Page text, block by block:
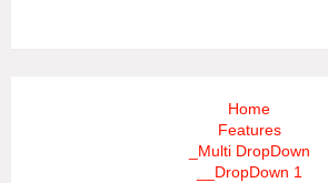
Home
Features
_Multi DropDown
__DropDown 1